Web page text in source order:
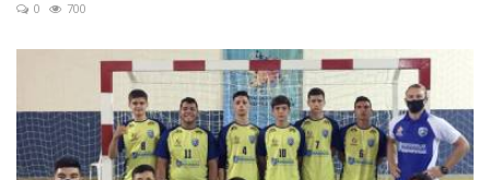
0 700